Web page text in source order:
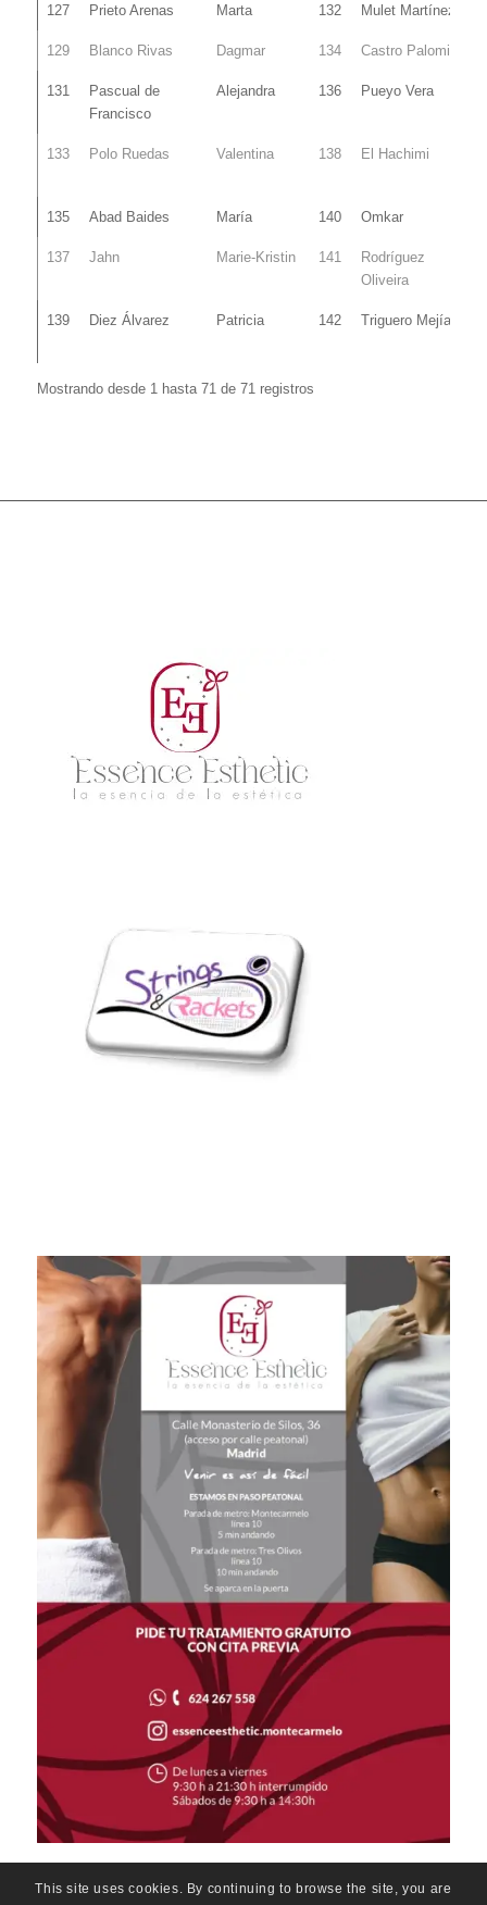
127 Prieto Arenas Marta 132 Mulet Martínez
129 Blanco Rivas Dagmar 134 Castro Palomino
131
Pascual de
Francisco
Alejandra 136 Pueyo Vera
133 Polo Ruedas Valentina 138 El Hachimi
135 Abad Baides María 140 Omkar
137 Jahn Marie-Kristin 141
Rodríguez
Oliveira
139 Diez Álvarez Patricia 142 Triguero Mejías
Mostrando desde 1 hasta 71 de 71 registros
This site uses cookies. By continuing to browse the site, you are